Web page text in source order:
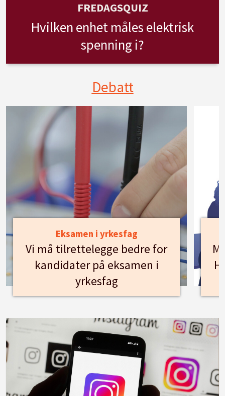
FREDAGSQUIZ
Hvilken enhet måles elektrisk
spenning i?
Debatt
Eksamen i yrkesfag
Vi må tilrettelegge bedre for
kandidater på eksamen i
yrkesfag